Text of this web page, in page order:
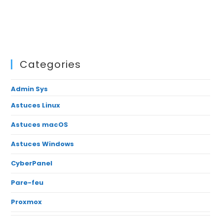
Categories
Admin Sys
Astuces Linux
Astuces macOS
Astuces Windows
CyberPanel
Pare-feu
Proxmox